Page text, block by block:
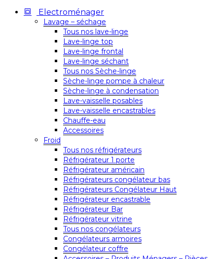
Electroménager
Lavage – séchage
Tous nos lave-linge
Lave-linge top
Lave-linge frontal
Lave-linge séchant
Tous nos Sèche-linge
Sèche-linge pompe à chaleur
Sèche-linge à condensation
Lave-vaisselle posables
Lave-vaisselle encastrables
Chauffe-eau
Accessoires
Froid
Tous nos réfrigérateurs
Réfrigérateur 1 porte
Réfrigérateur américain
Réfrigérateurs congélateur bas
Réfrigérateurs Congélateur Haut
Réfrigérateur encastrable
Réfrigérateur Bar
Réfrigérateur vitrine
Tous nos congélateurs
Congélateurs armoires
Congélateur coffre